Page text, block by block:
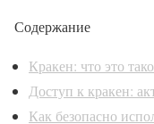
Содержание
Кракен: что это
Доступ к кракен:
Как безопасно